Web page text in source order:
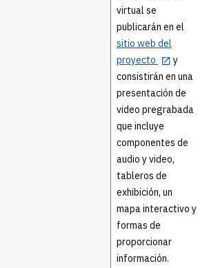
virtual se
publicarán en el
sitio web del
proyecto
y
consistirán en una
presentación de
video pregrabada
que incluye
componentes de
audio y video,
tableros de
exhibición, un
mapa interactivo y
formas de
proporcionar
información.